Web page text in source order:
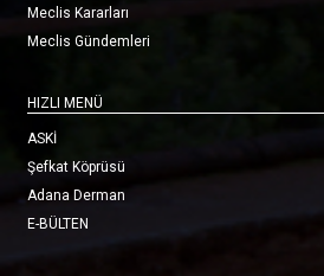
Meclis Kararları
Meclis Gündemleri
HIZLI MENÜ
ASKİ
Şefkat Köprüsü
Adana Derman
E-BÜLTEN